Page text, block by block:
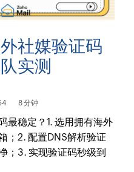
社媒验证码
实测
8 分钟
最稳定？1. 选用拥有海外
；2. 配置DNS解析验证
；3. 实现验证码秒级到